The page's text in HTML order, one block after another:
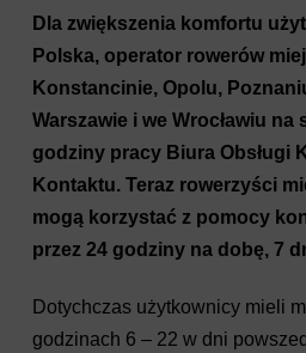
Dla zwiększenia komfortu
Polska, operator rowerów
Konstancinie, Opolu,
Warszawie i we Wrocławiu na
godziny pracy Biura Obsługi
Kontaktu. Teraz rowerzyści
mogą korzystać z pomocy
przez 24 godziny na dobę, 7
Dotychczas użytkownicy mieli
godzinach 6 – 22 w dni